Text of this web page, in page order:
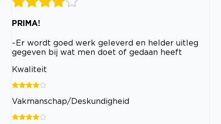
PRIMA!
~Er wordt goed werk geleverd en helder uitleg
gegeven bij wat men doet of gedaan heeft
Kwaliteit
Vakmanschap/Deskundigheid